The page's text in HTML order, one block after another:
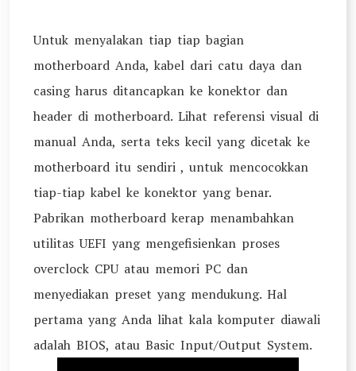
Untuk menyalakan tiap tiap bagian
motherboard Anda, kabel dari catu daya dan
casing harus ditancapkan ke konektor dan
header di motherboard. Lihat referensi visual di
manual Anda, serta teks kecil yang dicetak ke
motherboard itu sendiri , untuk mencocokkan
tiap-tiap kabel ke konektor yang benar.
Pabrikan motherboard kerap menambahkan
utilitas UEFI yang mengefisienkan proses
overclock CPU atau memori PC dan
menyediakan preset yang mendukung. Hal
pertama yang Anda lihat kala komputer diawali
adalah BIOS, atau Basic Input/Output System.